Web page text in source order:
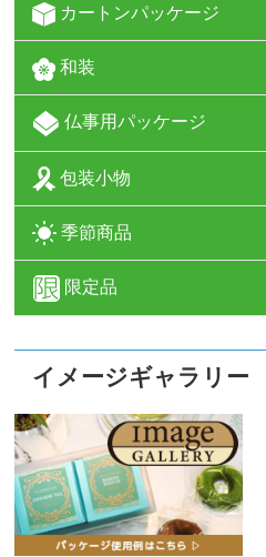
カートンパッケージ
和装
仏事用パッケージ
包装小物
季節商品
限定品
イメージギャラリー